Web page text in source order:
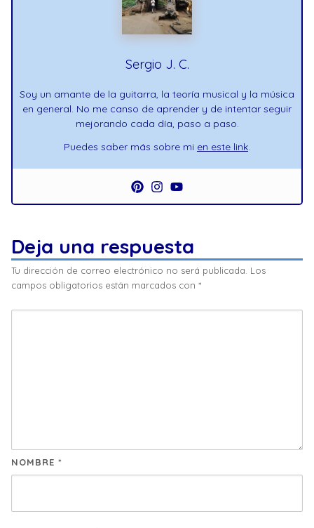
Sergio J. C.
Soy un amante de la guitarra, la teoría musical y la música
en general. No me canso de aprender y de intentar seguir
mejorando cada día, paso a paso.
Puedes saber más sobre mi en este link.
Deja una respuesta
Tu dirección de correo electrónico no será publicada. Los
campos obligatorios están marcados con *
NOMBRE *